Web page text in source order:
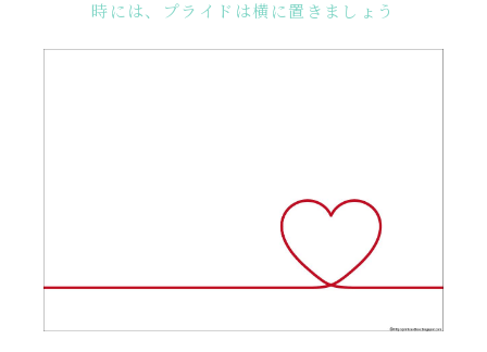
時には、プライドは横に置きましょう